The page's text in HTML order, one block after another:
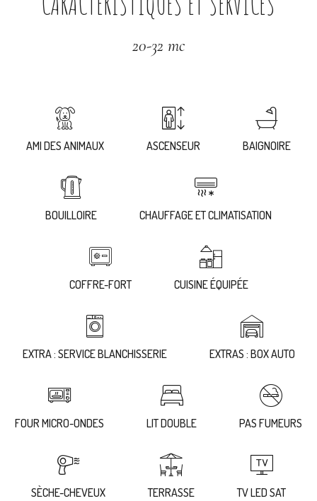
20-32 mc
AMI DES ANIMAUX ASCENSEUR BAIGNOIRE
BOUILLOIRE CHAUFFAGE ET CLIMATISATION
COFFRE-FORT CUISINE ÉQUIPÉE
EXTRA : SERVICE BLANCHISSERIE EXTRAS : BOX AUTO
FOUR MICRO-ONDES LIT DOUBLE PAS FUMEURS
SÈCHE-CHEVEUX TERRASSE TV LED SAT